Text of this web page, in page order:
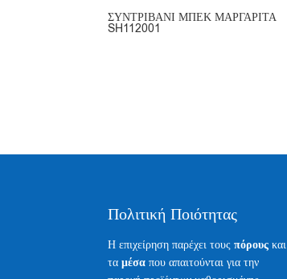
ΣΥΝΤΡΙΒΑΝΙ ΜΠΕΚ ΜΑΡΓΑΡΙΤΑ
SH112001
Πολιτική Ποιότητας
Η επιχείρηση παρέχει τουςπόρους και
ταμέσα που απαιτούνται για την